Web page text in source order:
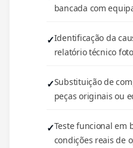
bancada com
Identificação da
relatório técnico
Substituição de
peças originais ou
Teste funcional em
condições reais de